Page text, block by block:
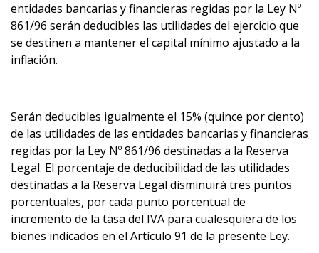
entidades bancarias y financieras regidas por la Ley Nº
861/96 serán deducibles las utilidades del ejercicio que
se destinen a mantener el capital mínimo ajustado a la
inflación.
Serán deducibles igualmente el 15% (quince por ciento)
de las utilidades de las entidades bancarias y financieras
regidas por la Ley Nº 861/96 destinadas a la Reserva
Legal. El porcentaje de deducibilidad de las utilidades
destinadas a la Reserva Legal disminuirá tres puntos
porcentuales, por cada punto porcentual de
incremento de la tasa del IVA para cualesquiera de los
bienes indicados en el Artículo 91 de la presente Ley.